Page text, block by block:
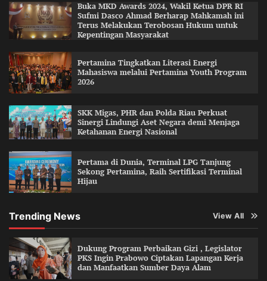
Buka MKD Awards 2024, Wakil Ketua DPR RI
Sufmi Dasco Ahmad Berharap Mahkamah ini
Terus Melakukan Terobosan Hukum untuk
Kepentingan Masyarakat
Pertamina Tingkatkan Literasi Energi
Mahasiswa melalui Pertamina Youth Program
2026
SKK Migas, PHR dan Polda Riau Perkuat
Sinergi Lindungi Aset Negara demi Menjaga
Ketahanan Energi Nasional
Pertama di Dunia, Terminal LPG Tanjung
Sekong Pertamina, Raih Sertifikasi Terminal
Hijau
Trending News View All
Dukung Program Perbaikan Gizi , Legislator
PKS Ingin Prabowo Ciptakan Lapangan Kerja
dan Manfaatkan Sumber Daya Alam